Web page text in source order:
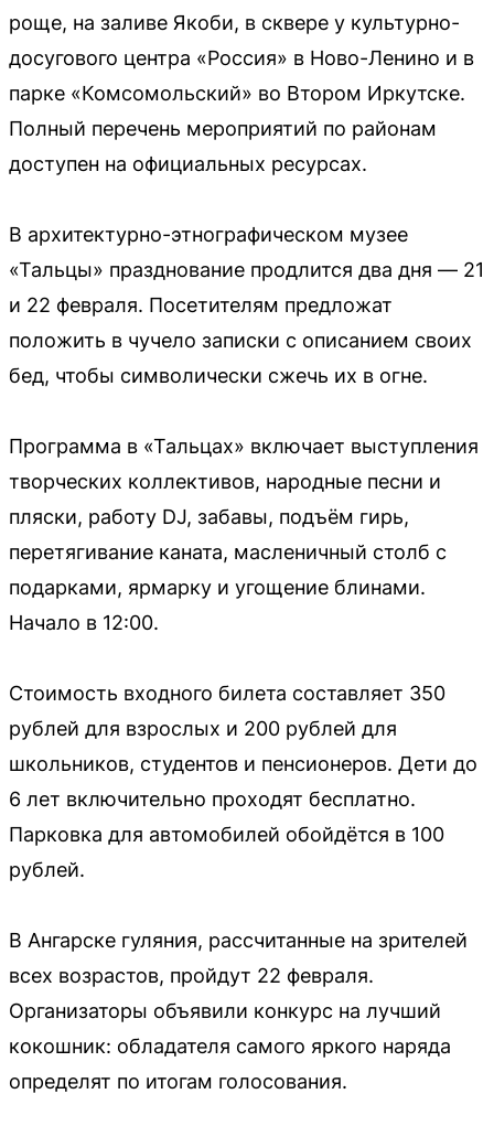
роще, на заливе Якоби, в сквере у культурно-
досугового центра «Россия» в Ново-Ленино и в
парке «Комсомольский» во Втором Иркутске.
Полный перечень мероприятий по районам
доступен на официальных ресурсах.
В архитектурно-этнографическом музее
«Тальцы» празднование продлится два дня — 21
и 22 февраля. Посетителям предложат
положить в чучело записки с описанием своих
бед, чтобы символически сжечь их в огне.
Программа в «Тальцах» включает выступления
творческих коллективов, народные песни и
пляски, работу DJ, забавы, подъём гирь,
перетягивание каната, масленичный столб с
подарками, ярмарку и угощение блинами.
Начало в 12:00.
Стоимость входного билета составляет 350
рублей для взрослых и 200 рублей для
школьников, студентов и пенсионеров. Дети до
6 лет включительно проходят бесплатно.
Парковка для автомобилей обойдётся в 100
рублей.
В Ангарске гуляния, рассчитанные на зрителей
всех возрастов, пройдут 22 февраля.
Организаторы объявили конкурс на лучший
кокошник: обладателя самого яркого наряда
определят по итогам голосования.